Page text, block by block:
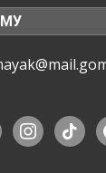
instagram
tiktok